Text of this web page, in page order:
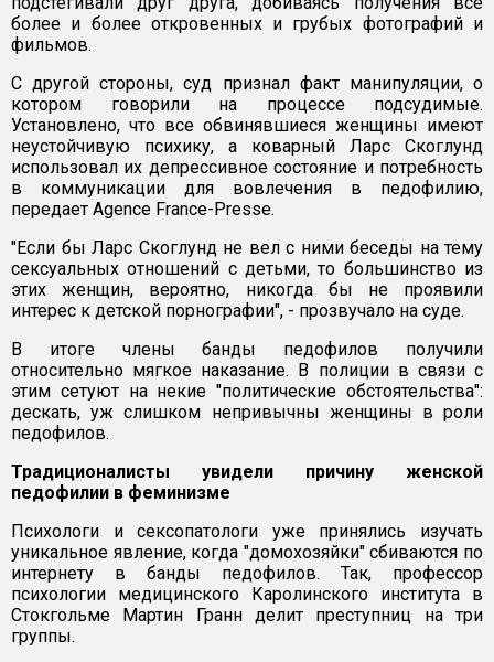
более и более откровенных и грубых фотографий и
фильмов.
С другой стороны, суд признал факт манипуляции, о
котором говорили на процессе подсудимые.
Установлено, что все обвинявшиеся женщины имеют
неустойчивую психику, а коварный Ларс Скоглунд
использовал их депрессивное состояние и потребность
в коммуникации для вовлечения в педофилию,
передает Agence France-Presse.
"Если бы Ларс Скоглунд не вел с ними беседы на тему
сексуальных отношений с детьми, то большинство из
этих женщин, вероятно, никогда бы не проявили
интерес к детской порнографии", - прозвучало на суде.
В итоге члены банды педофилов получили
относительно мягкое наказание. В полиции в связи с
этим сетуют на некие "политические обстоятельства":
дескать, уж слишком непривычны женщины в роли
педофилов.
Традиционалисты увидели причину женской
педофилии в феминизме
Психологи и сексопатологи уже принялись изучать
уникальное явление, когда "домохозяйки" сбиваются по
интернету в банды педофилов. Так, профессор
психологии медицинского Каролинского института в
Стокгольме Мартин Гранн делит преступниц на три
группы.